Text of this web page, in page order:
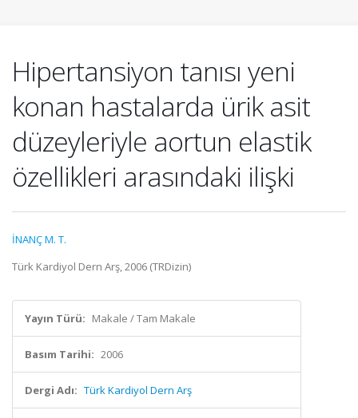
Hipertansiyon tanısı yeni
konan hastalarda ürik asit
düzeyleriyle aortun elastik
özellikleri arasındaki ilişki
İNANÇ M. T.
Türk Kardiyol Dern Arş, 2006 (TRDizin)
Yayın Türü: Makale / Tam Makale
Basım Tarihi: 2006
Dergi Adı: Türk Kardiyol Dern Arş